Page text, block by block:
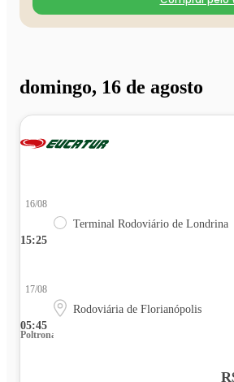
domingo, 16 de agosto
15:25
16/08
Terminal Rodoviário de Londrina
05:45
17/08
Rodoviária de Florianópolis
Poltrona